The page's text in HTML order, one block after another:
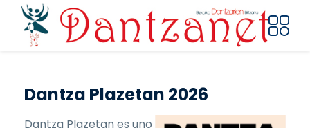
Pasar al contenido principal
Dantza Plazetan 2026
Dantza Plazetan es uno